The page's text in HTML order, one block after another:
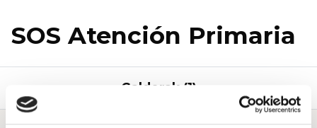
SOS Atención Primaria
Galderak (1)